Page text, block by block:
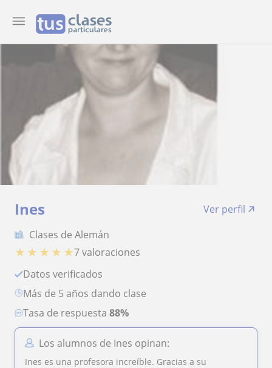
Ines
Ver perfil
Clases de Alemán
★ ★ ★ ★ ★7 valoraciones
Datos verificados
más de 5 años dando clase
Tasa de respuesta 88%
Los alumnos de Ines opinan:
Ines es una profesora increíble. Gracias a su